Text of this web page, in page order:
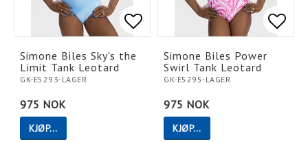
Add to list of favorites
Add to list of favorites
Simone Biles Sky's the
Limit Tank Leotard
GK-E5293-LAGER
975 NOK
KJØP…
Simone Biles Power
Swirl Tank Leotard
GK-E5295-LAGER
975 NOK
KJØP…